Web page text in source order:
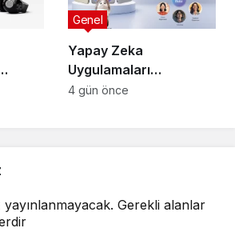
Yapay Zeka
Uygulamaları
Değiştiriyor: Tek
Genel
4 gün önce
Gerekli alanlar